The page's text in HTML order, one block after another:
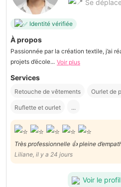
Se
Identité vérifiée
À propos
Passionnée par la création textile, j’ai
projets d’école... Voir plus
Services
Retouche de vêtements Ourlet de
Ruflette et ourlet ...
Très professionnelle 👍 pleine
Liliane, il y a 24 jours
Voir le profil